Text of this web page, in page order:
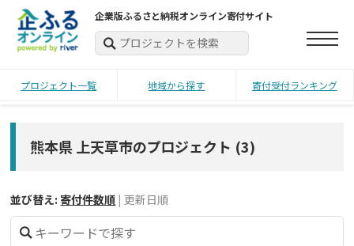
企業版ふるさと納税オンライン寄付サイト
プロジェクト一覧 地域から探す 寄付受付ランキング
熊本県 上天草市のプロジェクト (3)
並び替え: 寄付件数順 | 更新日順